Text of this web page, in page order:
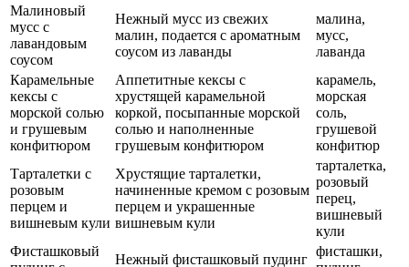
Малиновый
мусс с
лавандовым
соусом
Нежный мусс из свежих
малин, подается с ароматным
соусом из лаванды
малина,
мусс,
лаванда
Карамельные
кексы с
морской солью
и грушевым
конфитюром
Аппетитные кексы с
хрустящей карамельной
коркой, посыпанные морской
солью и наполненные
грушевым конфитюром
карамель,
морская
соль,
грушевой
конфитюр
Тарталетки с
розовым
перцем и
вишневым кули
Хрустящие тарталетки,
начиненные кремом с розовым
перцем и украшенные
вишневым кули
тарталетка,
розовый
перец,
вишневый
кули
Фисташковый
Нежный фисташковый пудинг
фисташки,